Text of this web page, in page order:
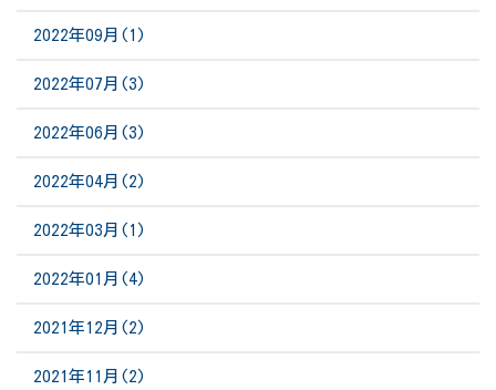
2022年09月(1)
2022年07月(3)
2022年06月(3)
2022年04月(2)
2022年03月(1)
2022年01月(4)
2021年12月(2)
2021年11月(2)